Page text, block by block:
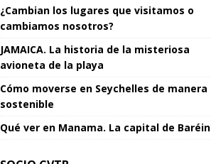
¿Cambian los lugares que visitamos o
cambiamos nosotros?
JAMAICA. La historia de la misteriosa
avioneta de la playa
Cómo moverse en Seychelles de manera
sostenible
Qué ver en Manama. La capital de Baréin